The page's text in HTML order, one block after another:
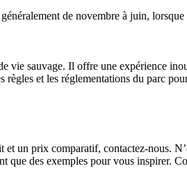
de novembre à juin, lorsque
vie sauvage. Il offre une expérience
et les réglementations du parc
un prix comparatif, contactez-nous.
que des exemples pour vous inspirer.